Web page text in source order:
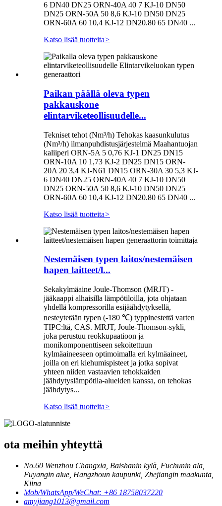
6 DN40 DN25 ORN-40A 40 7 KJ-10 DN50
DN25 ORN-50A 50 8,6 KJ-10 DN50 DN25
ORN-60A 60 10,4 KJ-12 DN20.80 65 DN40 ...
Katso lisää tuotteita>
Paikan päällä oleva typen
pakkauskone
elintarviketeollisuudelle...
Tekniset tehot (Nm³/h) Tehokas kaasunkulutus
(Nm³/h) ilmanpuhdistusjärjestelmä Maahantuojan
kaliiperi ORN-5A 5 0,76 KJ-1 DN25 DN15
ORN-10A 10 1,73 KJ-2 DN25 DN15 ORN-
20A 20 3,4 KJ-N61 DN15 ORN-30A 30 5,3 KJ-
6 DN40 DN25 ORN-40A 40 7 KJ-10 DN50
DN25 ORN-50A 50 8,6 KJ-10 DN50 DN25
ORN-60A 60 10,4 KJ-12 DN20.80 65 DN40 ...
Katso lisää tuotteita>
Nestemäisen typen laitos/nestemäisen
hapen laitteet/l...
Sekakylmäaine Joule-Thomson (MRJT) -
jääkaappi alhaisilla lämpötiloilla, jota ohjataan
yhdellä kompressorilla esijäähdytyksellä,
nesteytetään typen (-180 ℃) typpinestettä varten
TIPC:ltä, CAS. MRJT, Joule-Thomson-sykli,
joka perustuu reokkupaatioon ja
monikomponenttiseen sekoitettuun
kylmäaineeseen optimoimalla eri kylmäaineet,
joilla on eri kiehumispisteet ja jotka sopivat
yhteen niiden vastaavien tehokkaiden
jäähdytyslämpötila-alueiden kanssa, on tehokas
jäähdytys...
Katso lisää tuotteita>
ota meihin yhteyttä
No.60 Wenzhou Changxia, Baishanin kylä, Fuchunin ala,
Fuyangin alue, Hangzhoun kaupunki, Zhejiangin maakunta,
Kiina
Mob/WhatsApp/WeChat: +86 18758037220
amyjiang1013@gmail.com